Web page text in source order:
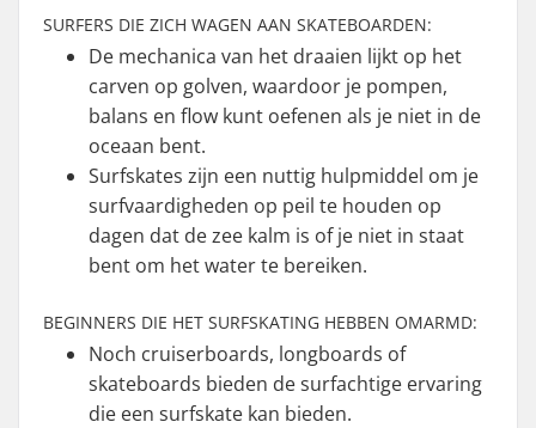
SURFERS DIE ZICH WAGEN AAN SKATEBOARDEN:
De mechanica van het draaien lijkt op het
carven op golven, waardoor je pompen,
balans en flow kunt oefenen als je niet in de
oceaan bent.
Surfskates zijn een nuttig hulpmiddel om je
surfvaardigheden op peil te houden op
dagen dat de zee kalm is of je niet in staat
bent om het water te bereiken.
BEGINNERS DIE HET SURFSKATING HEBBEN OMARMD:
Noch cruiserboards, longboards of
skateboards bieden de surfachtige ervaring
die een surfskate kan bieden.